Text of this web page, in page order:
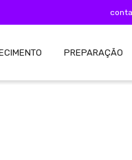
PREPARAÇÃO